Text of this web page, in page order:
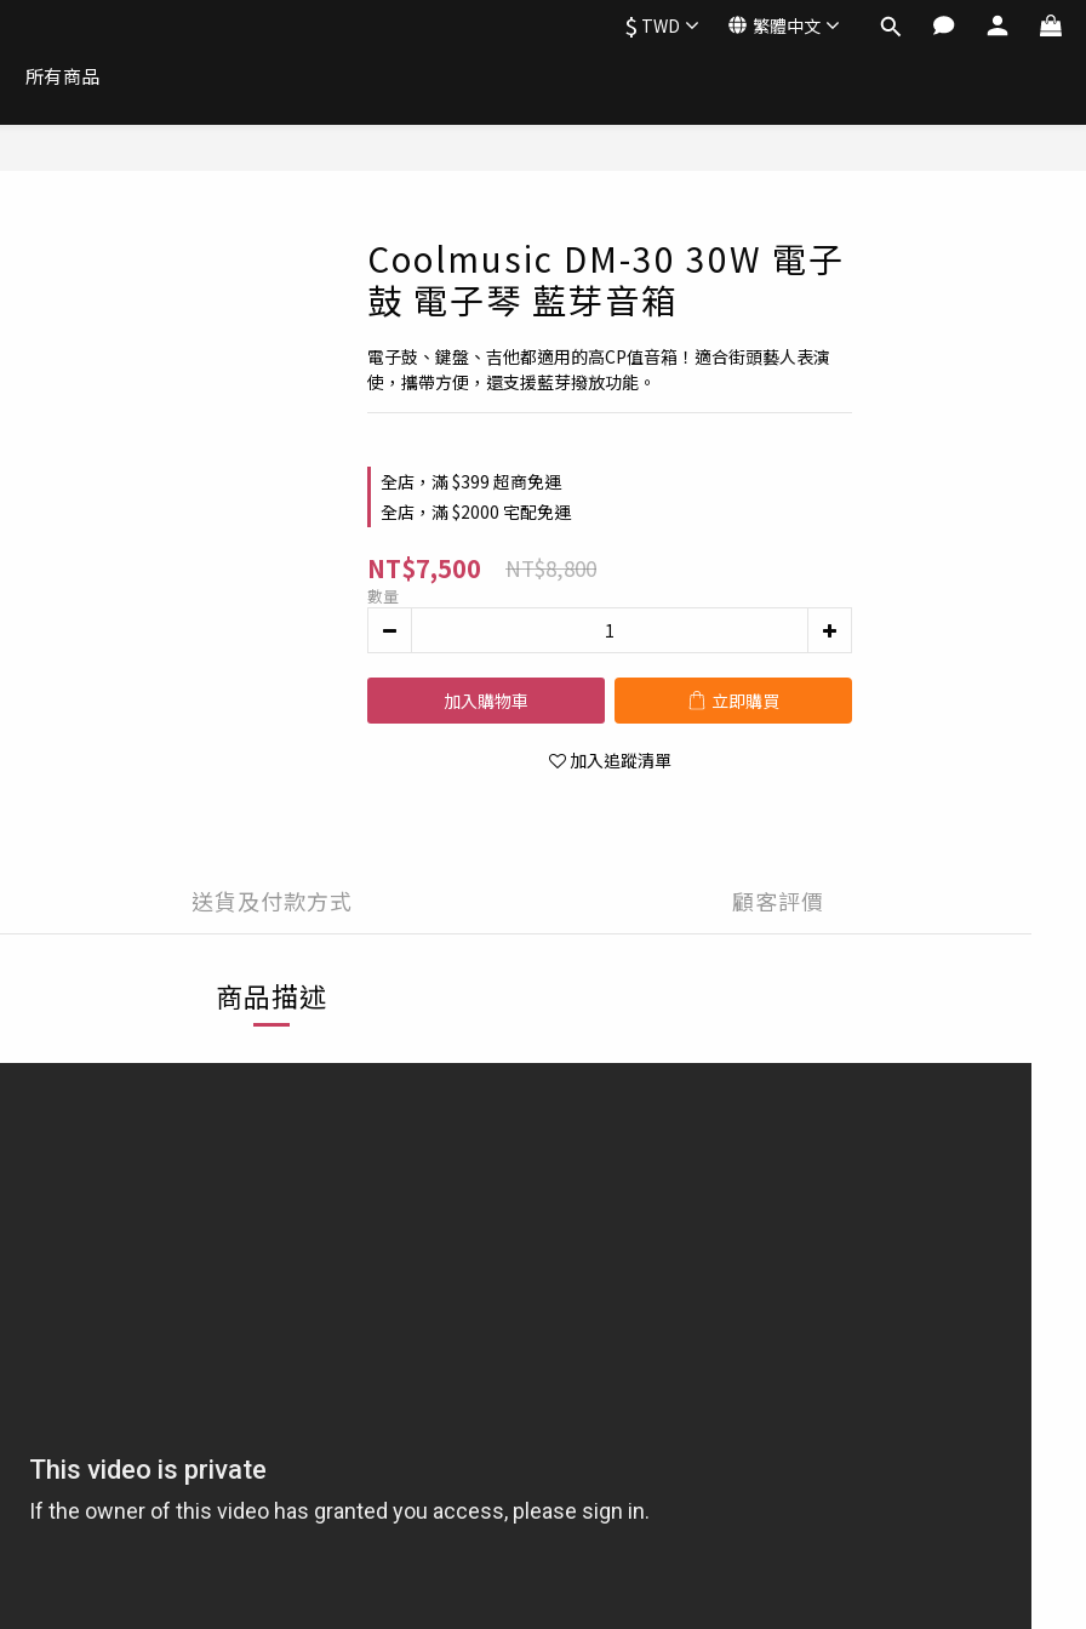
$ TWD 繁體中文
所有商品
Coolmusic DM-30 30W 電子
鼓 電子琴 藍芽音箱
電子鼓、鍵盤、吉他都適用的高CP值音箱！適合街頭藝人表演
使，攜帶方便，還支援藍芽撥放功能。
全店，滿 $399 超商免運
全店，滿 $2000 宅配免運
NT$7,500 NT$8,800
數量
加入購物車 立即購買
加入追蹤清單
送貨及付款方式 顧客評價
商品描述